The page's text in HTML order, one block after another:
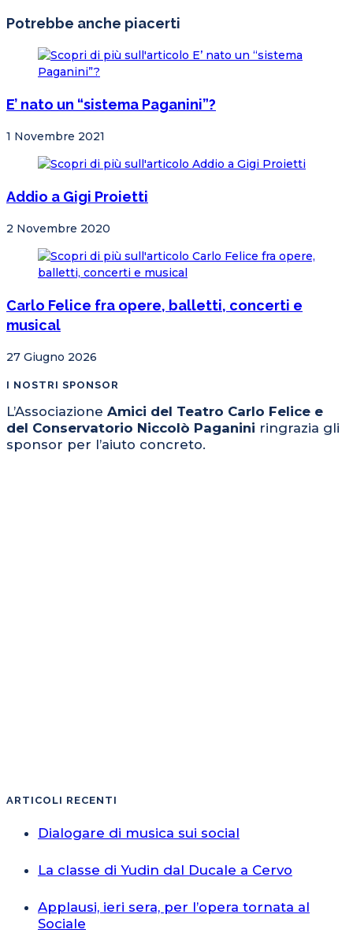
Potrebbe anche piacerti
E’ nato un “sistema Paganini”?
1 Novembre 2021
Addio a Gigi Proietti
2 Novembre 2020
Carlo Felice fra opere, balletti, concerti e
musical
27 Giugno 2026
I NOSTRI SPONSOR
L’Associazione Amici del Teatro Carlo Felice e
del Conservatorio Niccolò Paganini ringrazia gli
sponsor per l’aiuto concreto.
ARTICOLI RECENTI
Dialogare di musica sui social
La classe di Yudin dal Ducale a Cervo
Applausi, ieri sera, per l’opera tornata al
Sociale